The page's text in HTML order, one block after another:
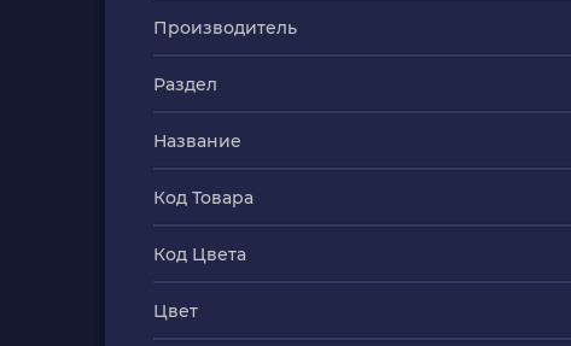
Производитель
Раздел
Название
Код Товара
Код Цвета
Цвет